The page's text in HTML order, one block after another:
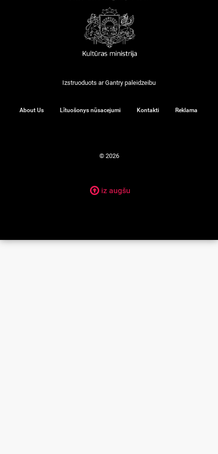
Izstruoduots arGantry paleidzeibu
About Us Lītuošonys nūsacejumi Kontakti Reklama
© 2026
iz augšu